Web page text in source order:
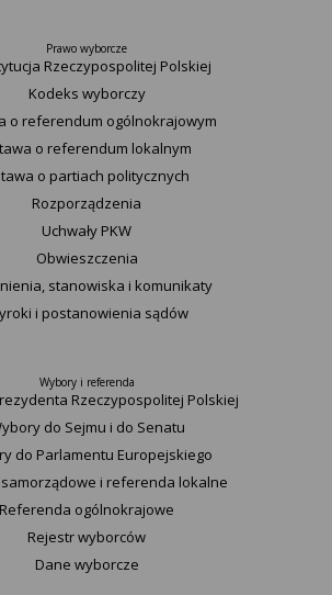
Prawo wyborcze
Rzeczypospolitej Polskiej​
Kodeks wyborczy
o referendum ogólnokrajowym
o referendum lokalnym
o partiach politycznych
Rozporządzenia
Uchwały PKW
Obwieszczenia
stanowiska i komunikaty
i postanowienia sądów
Wybory i referenda
Rzeczypospolitej Polskiej
do Sejmu i do Senatu
do Parlamentu Europejskiego
i referenda lokalne
Referenda ogólnokrajowe
Rejestr wyborców
Dane wyborcze